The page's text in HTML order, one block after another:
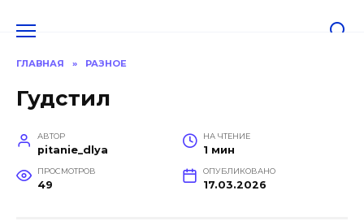
ГЛАВНАЯ » РАЗНОЕ
Гудстил
АВТОР
pitanie_dlya
НА ЧТЕНИЕ
1 мин
ПРОСМОТРОВ
49
ОПУБЛИКОВАНО
17.03.2026